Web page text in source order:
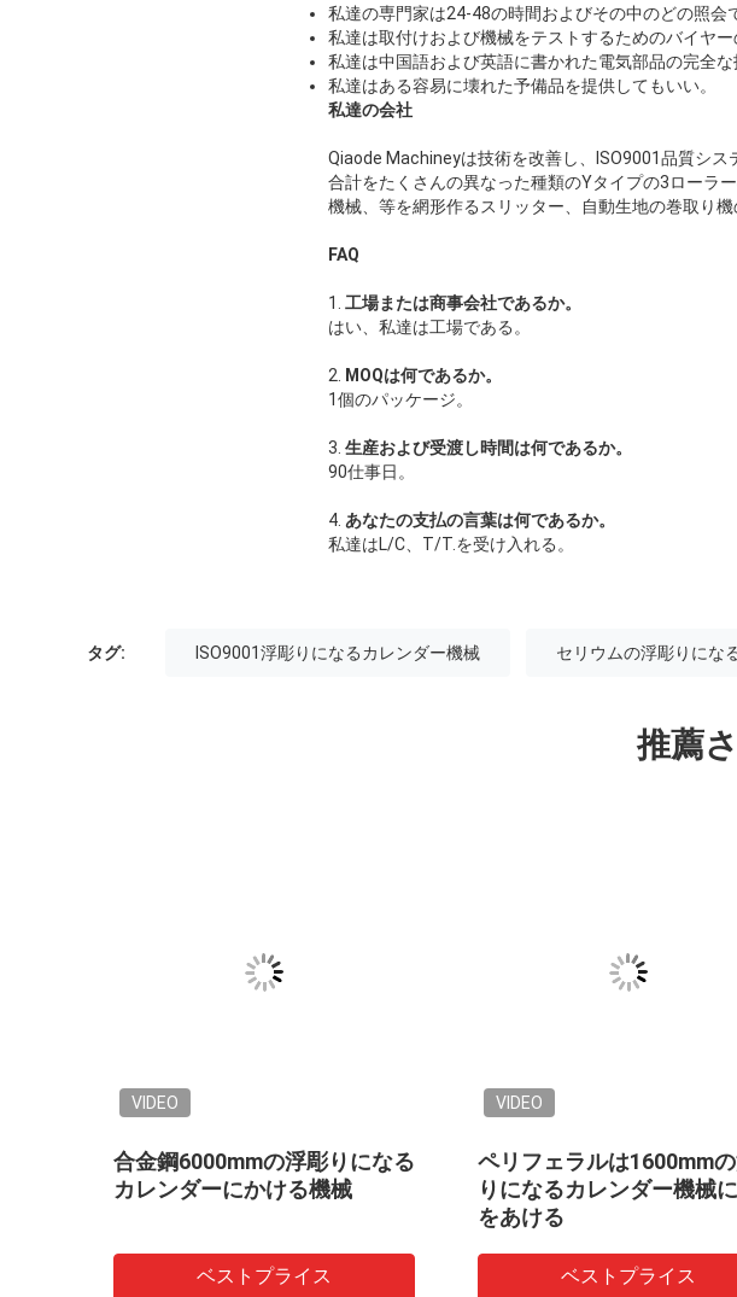
私達の専門家は24-48の時間およびその中のどの照会
私達は取付けおよび機械をテストするためのバイヤ
私達は中国語および英語に書かれた電気部品の完全
私達はある容易に壊れた予備品を提供してもいい。
私達の会社
Qiaode Machineyは技術を改善し、ISO9001品質シ
合計をたくさんの異なった種類のYタイプの3ローラ
機械、等を網形作るスリッター、自動生地の巻取り機
FAQ
1. 工場または商事会社であるか。
はい、私達は工場である。
2.
MOQは何であるか。
1個のパッケージ。
3. 生産および受渡し時間は何であるか。
90仕事日。
4. あなたの支払の言葉は何であるか。
私達はL/C、T/T.を受け入れる。
タグ: ISO9001浮彫りになるカレンダー機械 セリウムの浮彫りにな
推薦
VIDEO
合金鋼6000mmの浮彫りになる
カレンダーにかける機械
ベストプライス
VIDEO
ペリフェラルは1600mm
りになるカレンダー機械
をあける
ベストプライス